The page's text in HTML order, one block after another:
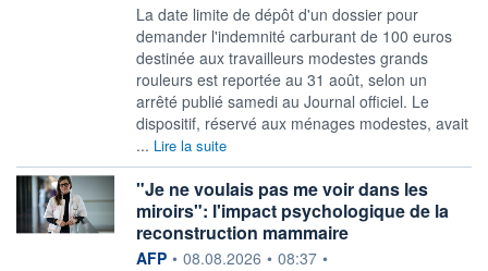
La date limite de dépôt d'un dossier pour
demander l'indemnité carburant de 100 euros
destinée aux travailleurs modestes grands
rouleurs est reportée au 31 août, selon un
arrêté publié samedi au Journal officiel. Le
dispositif, réservé aux ménages modestes, avait
... Lire la suite
"Je ne voulais pas me voir dans les
miroirs": l'impact psychologique de la
reconstruction mammaire
information fournie par
AFP • 08.08.2026 • 08:37 •